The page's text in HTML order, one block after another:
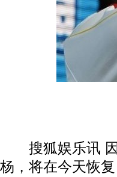
搜狐娱乐讯 因
杨，将在今天恢